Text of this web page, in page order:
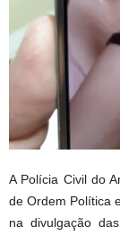
A Polícia Civil do
de Ordem Política
na divulgação